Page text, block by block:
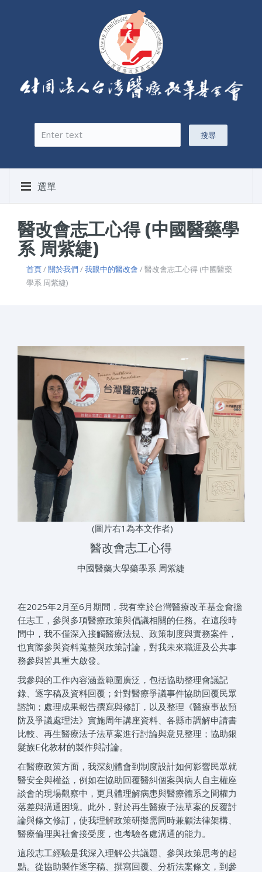
搜尋表單
搜尋
選單
醫改會志工心得 (中國醫藥學
系 周紫緁)
首頁/關於我們 /我眼中的醫改會 / 醫改會志工心得 (中國醫藥
學系 周紫緁)
(圖片右1為本文作者)
醫改會志工心得
中國醫藥大學藥學系 周紫緁
在2025年2月至6月期間，我有幸於台灣醫療改革基金會擔
任志工，參與多項醫療政策與倡議相關的任務。在這段時
間中，我不僅深入接觸醫療法規、政策制度與實務案件，
也實際參與資料蒐整與政策討論，對我未來職涯及公共事
務參與皆具重大啟發。
我參與的工作內容涵蓋範圍廣泛，包括協助整理會議記
錄、逐字稿及資料回覆；針對醫療爭議事件協助回覆民眾
諮詢；處理成果報告撰寫與修訂，以及整理《醫療事故預
防及爭議處理法》實施周年講座資料、各縣市調解申請書
比較、再生醫療法子法草案進行討論與意見整理；協助銀
髮族E化教材的製作與討論。
在醫療政策方面，我深刻體會到制度設計如何影響民眾就
醫安全與權益，例如在協助回覆醫糾個案與病人自主權座
談會的現場觀察中，更具體理解病患與醫療體系之間權力
落差與溝通困境。此外，對於再生醫療子法草案的反覆討
論與條文修訂，使我理解政策研擬需同時兼顧法律架構、
醫療倫理與社會接受度，也考驗各處溝通的能力。
這段志工經驗是我深入理解公共議題、參與政策思考的起
點。從協助製作逐字稿、撰寫回覆、分析法案條文，到參